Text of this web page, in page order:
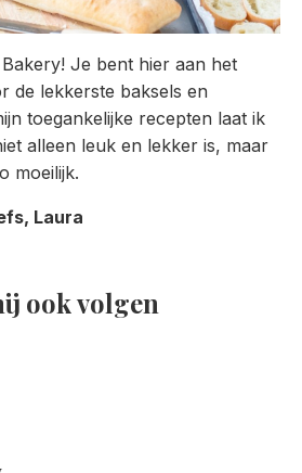
Je bent hier aan het
de lekkerste baksels en
toegankelijke recepten laat ik
alleen leuk en lekker is, maar
moeilijk.
Laura
ook volgen